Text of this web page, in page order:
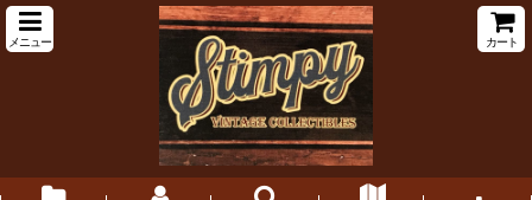
メニュー カート